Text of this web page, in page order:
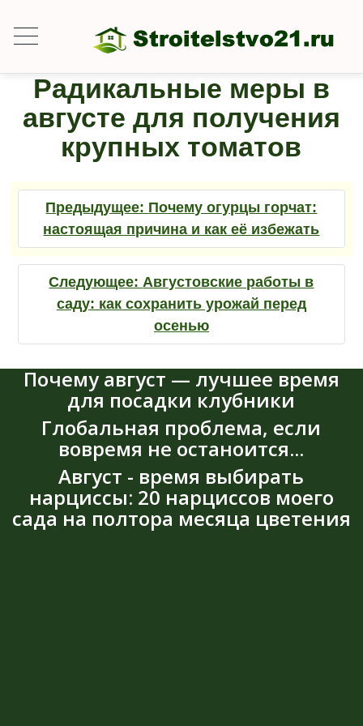
Радикальные меры в
августе для получения
крупных томатов
Предыдущее: Почему огурцы горчат:
настоящая причина и как её избежать
Следующее:Августовские работы в
саду: как сохранить урожай перед
осенью
Почему август — лучшее время
для посадки клубники
Глобальная проблема, если
вовремя не останоится...
Август - время выбирать
нарциссы: 20 нарциссов моего
сада на полтора месяца цветения